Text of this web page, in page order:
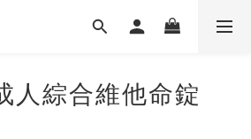
人綜合維他命錠